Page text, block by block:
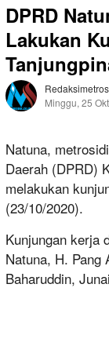
DPRD
Lakukan
Minggu, 25
Natuna,
Daerah (DPRD)
melakukan
(23/10/2020).
Kunjungan kerja
Natuna, H. Pang
Baharuddin,